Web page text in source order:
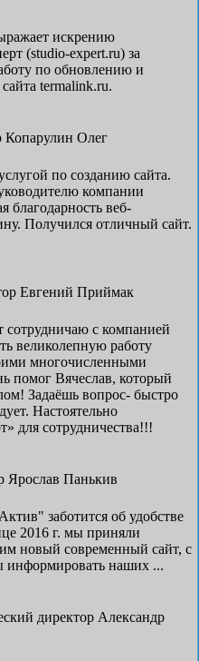
искрению
(studio-expert.ru) за
по обновлению и
termalink.ru.
Копарулин Олег
по созданию сайта.
компании
благодарность веб-
Получился отличный сайт.
​Евгений Приймак
сотрудничаю с компанией
великолепную работу
многочисленными
помог Вячеслав, который
Задаёшь вопрос- быстро
Настоятельно
для сотрудничества!!!
Ярослав Панькив
заботится об удобстве
2016 г. мы приняли
новый современный сайт, с
наших ...
директор Александр